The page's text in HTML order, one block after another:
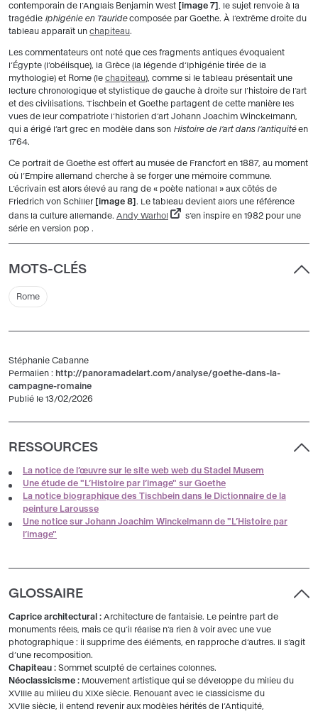
contemporain de l’Anglais Benjamin West
image 7
, le sujet renvoie à la
tragédie Iphigénie en Tauridecomposée par Goethe. À l’extrême droite du
tableau apparaît un chapiteau.
Les commentateurs ont noté que ces fragments antiques évoquaient
l’Égypte (l’obélisque), la Grèce (la légende d’Iphigénie tirée de la
mythologie) et Rome (le chapiteau), comme si le tableau présentait une
lecture chronologique et stylistique de gauche à droite sur l’histoire de l’art
et des civilisations. Tischbein et Goethe partagent de cette manière les
vues de leur compatriote l’historien d’art Johann Joachim Winckelmann,
qui a érigé l’art grec en modèle dans son Histoire de l’art dans l’antiquitéen
1764.
Ce portrait de Goethe est offert au musée de Francfort en 1887, au moment
où l’Empire allemand cherche à se forger une mémoire commune.
L’écrivain est alors élevé au rang de « poète national » aux côtés de
Friedrich von Schiller
image 8 . Le tableau devient alors une référence
dans la culture allemande. Andy Warhol
s’en inspire en 1982 pour une
série en version pop .
MOTS-CLÉS
Rome
Stéphanie Cabanne
Permalien : http://panoramadelart.com/analyse/goethe-dans-la-
campagne-romaine
Publié le 13/02/2026
RESSOURCES
La notice de l’œuvre sur le site web web du Stadel Musem
Une étude de "L’Histoire par l’image" sur Goethe
La notice biographique des Tischbein dans le Dictionnaire de la
peinture Larousse
Une notice sur Johann Joachim Winckelmann de "L’Histoire par
l’image"
GLOSSAIRE
Caprice architectural : Architecture de fantaisie. Le peintre part de
monuments réels, mais ce qu’il réalise n’a rien à voir avec une vue
photographique : il supprime des éléments, en rapproche d’autres. Il s’agit
d’une recomposition.
Chapiteau : Sommet sculpté de certaines colonnes.
Néoclassicisme : Mouvement artistique qui se développe du milieu du
XVIIIe au milieu du XIXe siècle. Renouant avec le classicisme du
XVIIe siècle, il entend revenir aux modèles hérités de l’Antiquité,